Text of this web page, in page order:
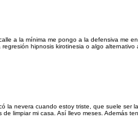
a la mínima me pongo a la defensiva me
hipnosis kirotinesia o algo
la nevera cuando estoy triste, que suele
limpiar mi casa. Así llevo meses. Además